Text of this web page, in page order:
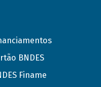
BNDES
Finame